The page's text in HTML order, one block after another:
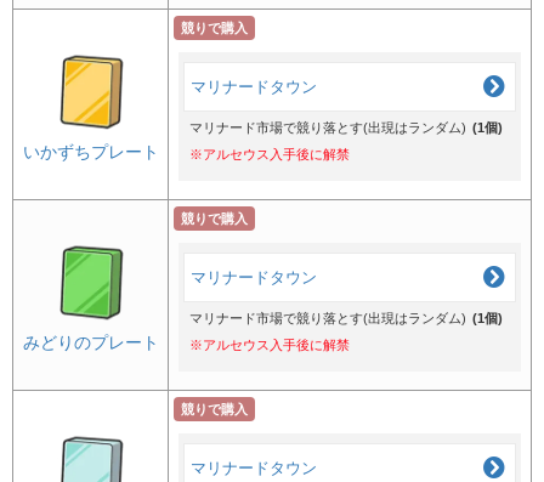
いかずちプレート
競りで購入
マリナードタウン
マリナード市場で競り落とす(出現はランダム) (1個)
※アルセウス入手後に解禁
みどりのプレート
競りで購入
マリナードタウン
マリナード市場で競り落とす(出現はランダム) (1個)
※アルセウス入手後に解禁
競りで購入
マリナードタウン